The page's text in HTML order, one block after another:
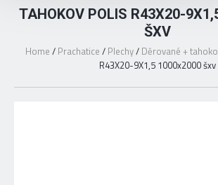
TAHOKOV POLIS R43X20-
ŠXV
Home / Prachatice / Plechy/ Děrované +
R43X20-9X1,5 1000x2000 šxv